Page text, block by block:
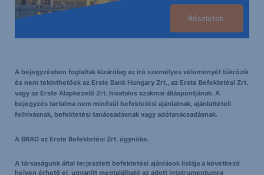
Részletek
A bejegyzésben foglaltak kizárólag az író személyes véleményét tükrözik
és nem tekinthetőek az Erste Bank Hungary Zrt., az Erste Befektetési Zrt.
vagy az Erste Alapkezelő Zrt. hivatalos szakmai álláspontjának. A
bejegyzés tartalma nem minősül befektetési ajánlatnak, ajánlattételi
felhívásnak, befektetési tanácsadásnak vagy adótanácsadásnak.
A BRAD az Erste Befektetési Zrt. ügynöke.
A társaságunk által terjesztett befektetési ajánlások listája a következő
helyen érhető el, ugyanitt megtalálható az adott intstrumentumra